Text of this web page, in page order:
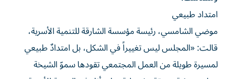
امتداد طبيعي
موضي الشامسي، رئيسة مؤسسة الشارقة للتنمية الأسرية،
قالت: «المجلس ليس تغييراً في الشكل، بل امتدادٌ طبيعي
لمسيرة طويلة من العمل المجتمعي تقودها سموّ الشيخة